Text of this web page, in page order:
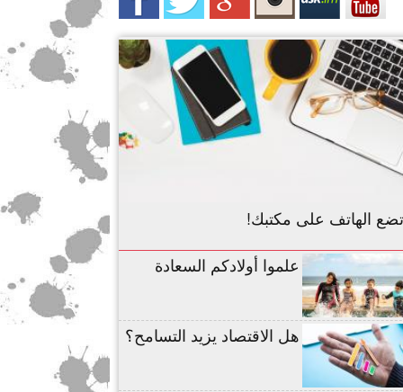
تضع الهاتف على مكتبك!
علموا أولادكم السعادة
هل الاقتصاد يزيد التسامح؟